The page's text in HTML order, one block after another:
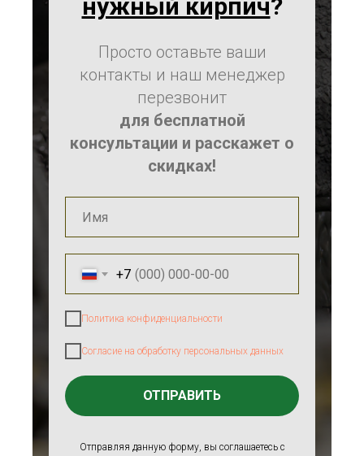
нужный кирпич?
Просто оставьте ваши
контакты и наш менеджер
перезвонит
для бесплатной
консультации и расскажет о
скидках!
+7
Политика конфиденциальности
Согласие на обработку персональных данных
ОТПРАВИТЬ
Отправляя данную форму, вы соглашаетесь с